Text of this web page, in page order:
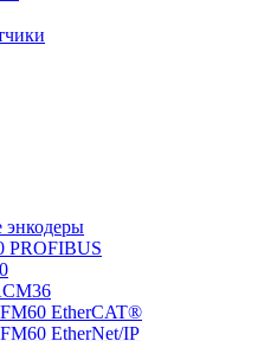
PROFIBUS
EtherCAT®
EtherNet/IP